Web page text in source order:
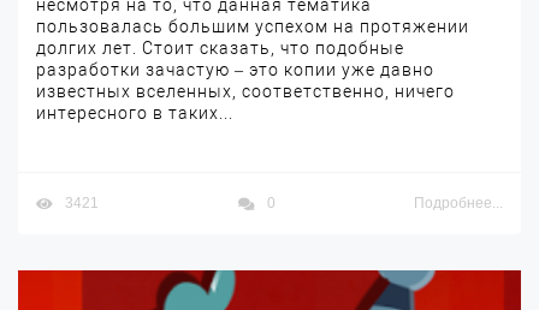
несмотря на то, что данная тематика
пользовалась большим успехом на протяжении
долгих лет. Стоит сказать, что подобные
разработки зачастую – это копии уже давно
известных вселенных, соответственно, ничего
интересного в таких...
3421 0 Подробнее...